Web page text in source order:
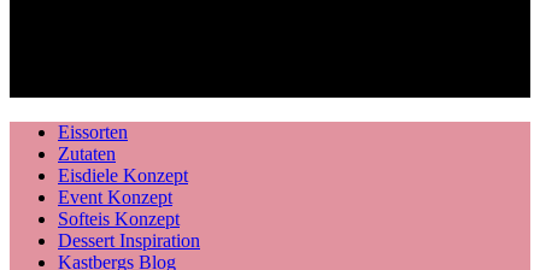
Eissorten
Zutaten
Eisdiele Konzept
Event Konzept
Softeis Konzept
Dessert Inspiration
Kastbergs Blog